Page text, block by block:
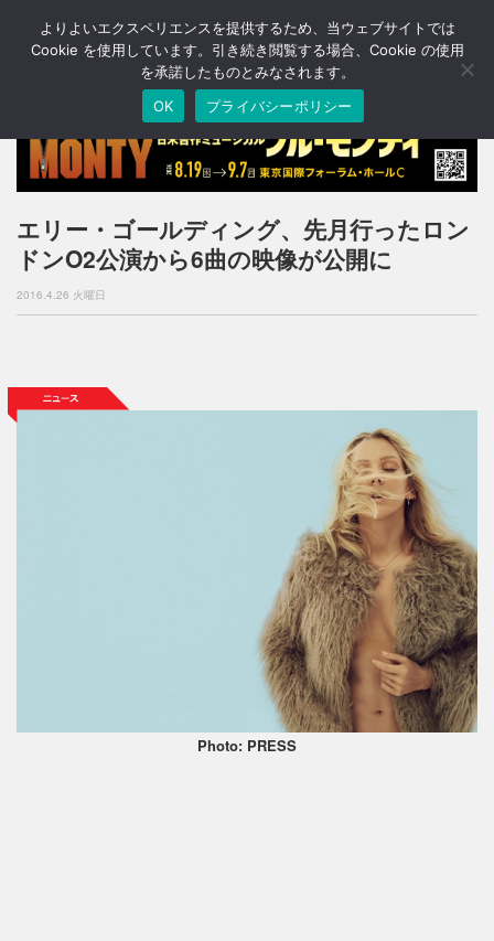
T
o
n
a
v
i
g
o
エリー・ゴールディング、先月行ったロン
ドンO2公演から6曲の映像が公開に
2016.4.26 火曜日
Photo: PRESS
よりよいエクスペリエンスを提供するため、当ウェブサイトでは
Cookie を使用しています。引き続き閲覧する場合、Cookie の使用
を承諾したものとみなされます。
OK
プライバシーポリシー